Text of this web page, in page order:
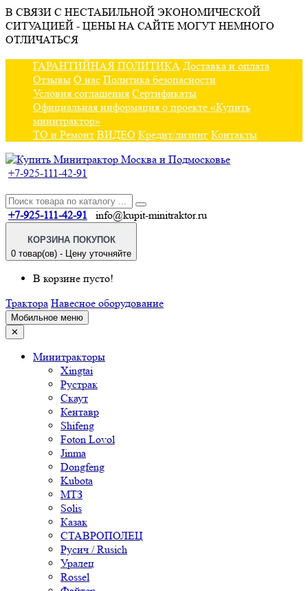
В СВЯЗИ С НЕСТАБИЛЬНОЙ ЭКОНОМИЧЕСКОЙ
СИТУАЦИЕЙ - ЦЕНЫ НА САЙТЕ МОГУТ НЕМНОГО
ОТЛИЧАТЬСЯ
ГАРАНТИЙНАЯ ПОЛИТИКА Доставка и оплата
Отзывы О нас Политика безопасности
Условия соглашения Сертификаты
Официальная информация о проекте «Купить
минитрактор»
ТО и Ремонт ВИДЕО Кредит/лизинг Контакты
+7-925-111-42-91
+7-925-111-42-91 info@kupit-minitraktor.ru
КОРЗИНА ПОКУПОК
0 товар(ов) - Цену уточняйте
В корзине пусто!
Трактора Навесное оборудование
Мобильное меню
✕
Минитракторы
Xingtai
Рустрак
Скаут
Кентавр
Shifeng
Foton Lovol
Jinma
Dongfeng
Kubota
МТЗ
Solis
Казак
СТАВРОПОЛЕЦ
Русич / Rusich
Уралец
Rossel